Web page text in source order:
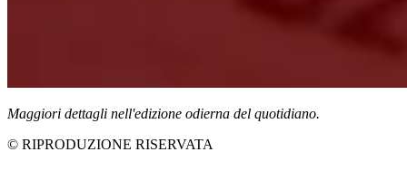
Maggiori dettagli nell'edizione odierna del quotidiano.
© RIPRODUZIONE RISERVATA